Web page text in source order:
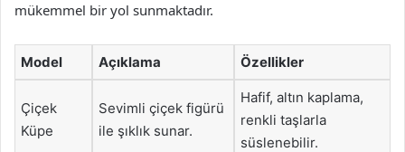
mükemmel bir yol sunmaktadır.
Model Açıklama Özellikler
Çiçek
Küpe
Sevimli çiçek figürü
ile şıklık sunar.
Hafif, altın kaplama,
renkli taşlarla
süslenebilir.